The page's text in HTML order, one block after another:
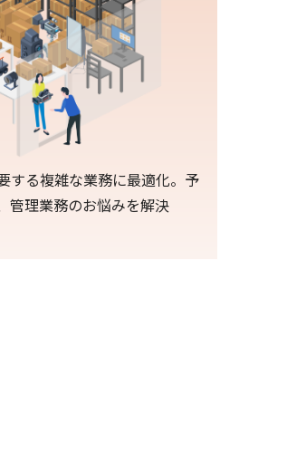
する複雑な業務に最適化。予
管理業務のお悩みを解決